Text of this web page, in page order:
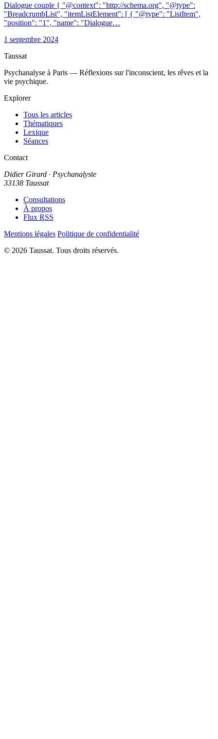
Dialogue couple { "@context": "http://schema.org", "@type":
"BreadcrumbList", "itemListElement": [ { "@type": "ListItem",
"position": "1", "name": "Dialogue…
1 septembre 2024
Taussat
Psychanalyse à Paris — Réflexions sur l'inconscient, les rêves et la
vie psychique.
Explorer
Tous les articles
Thématiques
Lexique
Séances
Contact
Didier Girard · Psychanalyste
33138 Taussat
Consultations
À propos
Flux RSS
Mentions légales Politique de confidentialité
© 2026 Taussat. Tous droits réservés.